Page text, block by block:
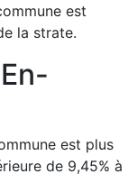
est
la strate.
est plus
de 9,45% à